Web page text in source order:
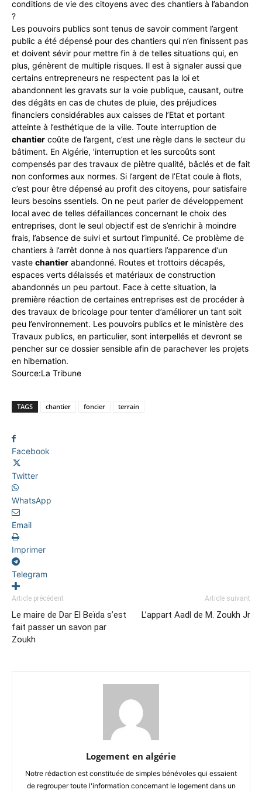
conditions de vie des citoyens avec des chantiers à l’abandon
?
Les pouvoirs publics sont tenus de savoir comment l’argent
public a été dépensé pour des chantiers qui n’en finissent pas
et doivent sévir pour mettre fin à de telles situations qui, en
plus, génèrent de multiple risques. Il est à signaler aussi que
certains entrepreneurs ne respectent pas la loi et
abandonnent les gravats sur la voie publique, causant, outre
des dégâts en cas de chutes de pluie, des préjudices
financiers considérables aux caisses de l’Etat et portant
atteinte à l’esthétique de la ville. Toute interruption de
chantier coûte de l’argent, c’est une règle dans le secteur du
bâtiment. En Algérie, ’interruption et les surcoûts sont
compensés par des travaux de piètre qualité, bâclés et de fait
non conformes aux normes. Si l’argent de l’Etat coule à flots,
c’est pour être dépensé au profit des citoyens, pour satisfaire
leurs besoins ssentiels. On ne peut parler de développement
local avec de telles défaillances concernant le choix des
entreprises, dont le seul objectif est de s’enrichir à moindre
frais, l’absence de suivi et surtout l’impunité. Ce problème de
chantiers à l’arrêt donne à nos quartiers l’apparence d’un
vaste chantier abandonné. Routes et trottoirs décapés,
espaces verts délaissés et matériaux de construction
abandonnés un peu partout. Face à cette situation, la
première réaction de certaines entreprises est de procéder à
des travaux de bricolage pour tenter d’améliorer un tant soit
peu l’environnement. Les pouvoirs publics et le ministère des
Travaux publics, en particulier, sont interpellés et devront se
pencher sur ce dossier sensible afin de parachever les projets
en hibernation.
Source:La Tribune
TAGS chantier foncier terrain
Facebook
Twitter
WhatsApp
Email
Imprimer
Telegram
Article précédent
Le maire de Dar El Beïda s’est
fait passer un savon par
Zoukh
Article suivant
L’appart Aadl de M. Zoukh Jr
Logement en algérie
Notre rédaction est constituée de simples bénévoles qui essaient
de regrouper toute l'information concernant le logement dans un